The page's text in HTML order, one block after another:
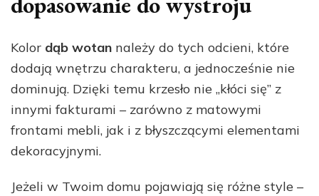
Kolor dąb wotan należy do tych odcieni, które
dodają wnętrzu charakteru, a jednocześnie nie
dominują. Dzięki temu krzesło nie „kłóci się” z
innymi fakturami – zarówno z matowymi
frontami mebli, jak i z błyszczącymi elementami
dekoracyjnymi.
Jeżeli w Twoim domu pojawiają się różne style –